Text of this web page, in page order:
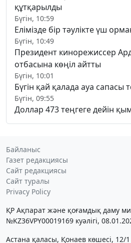
құтқарылды
Бүгін, 10:59
Елімізде бір тәулікте үш
Бүгін, 10:49
Президент кинорежиссер
отбасына көңіл айтты
Бүгін, 10:01
Бүгін қай қалада ауа сапасы
Бүгін, 09:55
Доллар 473 теңгеге дейін
Байланыс
Газет редакциясы
Сайт редакциясы
Сайт туралы
Privacy Policy
ҚР Ақпарат және қоғамдық даму
№KZ36VPY00019169 куәлігі,
Астана қаласы, Қонаев көшесі, 12/1